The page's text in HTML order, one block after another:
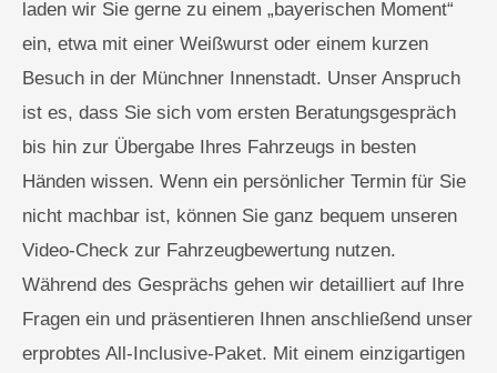
laden wir Sie gerne zu einem „bayerischen Moment“
ein, etwa mit einer Weißwurst oder einem kurzen
Besuch in der Münchner Innenstadt. Unser Anspruch
ist es, dass Sie sich vom ersten Beratungsgespräch
bis hin zur Übergabe Ihres Fahrzeugs in besten
Händen wissen. Wenn ein persönlicher Termin für Sie
nicht machbar ist, können Sie ganz bequem unseren
Video-Check zur Fahrzeugbewertung nutzen.
Während des Gesprächs gehen wir detailliert auf Ihre
Fragen ein und präsentieren Ihnen anschließend unser
erprobtes All-Inclusive-Paket. Mit einem einzigartigen